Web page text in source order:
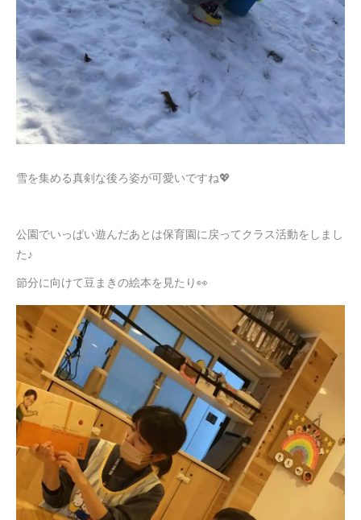
雪を集める真剣な後ろ姿が可愛いですね💖
公園でいっぱい遊んだあとは保育園に戻ってクラス活動をしまし
た♪
節分に向けて豆まきの絵本を見たり👀